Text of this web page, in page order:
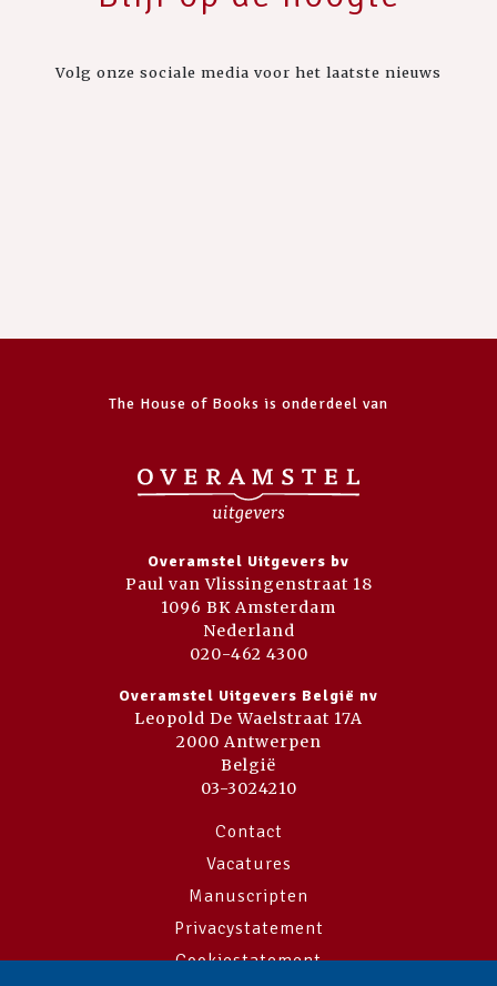
Volg onze sociale media voor het laatste nieuws
The House of Books is onderdeel van
Overamstel Uitgevers bv
Paul van Vlissingenstraat 18
1096 BK Amsterdam
Nederland
020-462 4300
Overamstel Uitgevers België nv
Leopold De Waelstraat 17A
2000 Antwerpen
België
03-3024210
Contact
Vacatures
Manuscripten
Privacystatement
Cookiestatement